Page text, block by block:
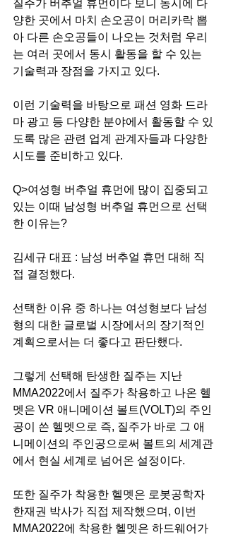
질주가 버추얼 휴먼이다 보니 동시에 다
양한 곳에서 마치 손오공이 머리카락 뽑
아 다른 손오공들이 나오는 것처럼 우리
는 여러 곳에서 동시 활동을 할 수 있는
기술력과 장점을 가지고 있다.
이런 기술력을 바탕으로 패션 영화 드라
마 광고 등 다양한 분야에서 활동할 수 있
도록 많은 관련 업계 관계자들과 다양한
시도를 준비하고 있다.
Q>여성형 버추얼 휴먼에 많이 집중되고
있는 이때 남성형 버추얼 휴먼으로 선택
한 이유는?
김세규 대표 : 남성 버추얼 휴먼 대해 직
접 결정했다.
선택한 이유 중 하나는 여성형보다 남성
형의 대한 글로벌 시장에서의 장기적인
계획으로서는 더 좋다고 판단했다.
그렇게 선택해 탄생한 질주는 지난
MMA2022에서 질주가 착용하고 나온 헬
멧은 VR 애니메이션 볼트(VOLT)의 주인
공이 쓴 헬멧으로 즉, 질주가 바로 그 애
니메이션의 주인공으로써 볼트의 세계관
에서 현실 세계로 넘어온 설정이다.
또한 질주가 착용한 헬멧은 로봇공학자
한재권 박사가 직접 제작했으며, 이번
MMA2022에 착용한 헬멧은 하드웨어가